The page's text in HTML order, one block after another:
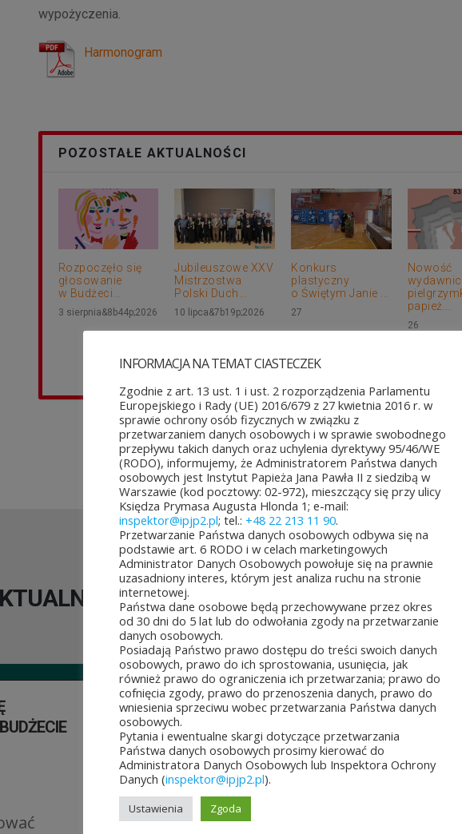
wypożyczenia.
Harmonogram
POZOSTAŁE AKTUALNOŚCI
Rozpoczęło się
głosowanie
w Budżeci...
3 sierpnia&8b44p;2026
Jubileuszowe XXV
Mistrzostwa
Polski Duch...
10 lipca&7b19p;2026
Konkurs
plastyczny
o Świętym Janie ...
27
Nowość
papież...
26
JUBILEUSZOWE XXV
DUCHOWIEŃSTWA
W SZACHACH
KLASYCZNYCH.
10 lipca&7b19p;2026
INFORMACJA NA TEMAT CIASTECZEK
Zgodnie z art. 13 ust. 1 i ust. 2 rozporządzenia Parlamentu
Europejskiego i Rady (UE) 2016/679 z 27 kwietnia 2016 r. w
sprawie ochrony osób fizycznych w związku z
przetwarzaniem danych osobowych i w sprawie swobodnego
przepływu takich danych oraz uchylenia dyrektywy 95/46/WE
(RODO), informujemy, że Administratorem Państwa danych
osobowych jest Instytut Papieża Jana Pawła II z siedzibą w
Warszawie (kod pocztowy: 02-972), mieszczący się przy ulicy
Księdza Prymasa Augusta Hlonda 1; e-mail:
inspektor@ipjp2.pl; tel.: +48 22 213 11 90.
Przetwarzanie Państwa danych osobowych odbywa się na
podstawie art. 6 RODO i w celach marketingowych
Administrator Danych Osobowych powołuje się na prawnie
uzasadniony interes, którym jest analiza ruchu na stronie
internetowej.
Państwa dane osobowe będą przechowywane przez okres
od 30 dni do 5 lat lub do odwołania zgody na przetwarzanie
danych osobowych.
Posiadają Państwo prawo dostępu do treści swoich danych
osobowych, prawo do ich sprostowania, usunięcia, jak
również prawo do ograniczenia ich przetwarzania; prawo do
cofnięcia zgody, prawo do przenoszenia danych, prawo do
wniesienia sprzeciwu wobec przetwarzania Państwa danych
osobowych.
Pytania i ewentualne skargi dotyczące przetwarzania
Państwa danych osobowych prosimy kierować do
Administratora Danych Osobowych lub Inspektora Ochrony
Danych (inspektor@ipjp2.pl).
Ustawienia Zgoda